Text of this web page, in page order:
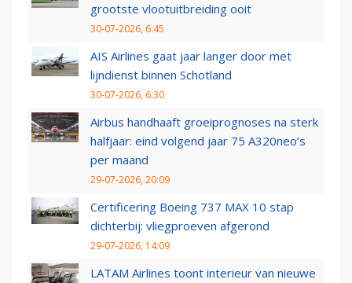
grootste vlootuitbreiding ooit
30-07-2026, 6:45
AIS Airlines gaat jaar langer door met
lijndienst binnen Schotland
30-07-2026, 6:30
Airbus handhaaft groeiprognoses na sterk
halfjaar: eind volgend jaar 75 A320neo’s
per maand
29-07-2026, 20:09
Certificering Boeing 737 MAX 10 stap
dichterbij: vliegproeven afgerond
29-07-2026, 14:09
LATAM Airlines toont interieur van nieuwe